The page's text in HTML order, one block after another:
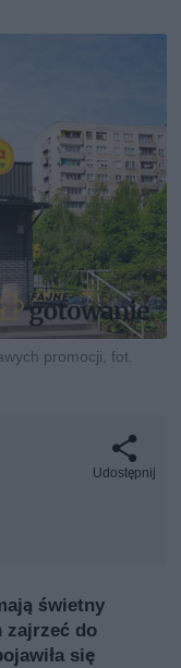
promocji, fot.
Udostępnij
świetny
zajrzeć do
się